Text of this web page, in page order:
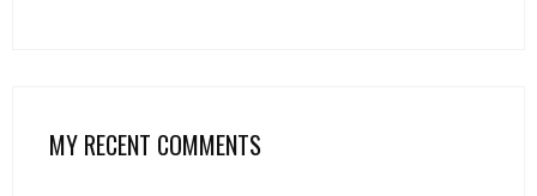
MY RECENT COMMENTS